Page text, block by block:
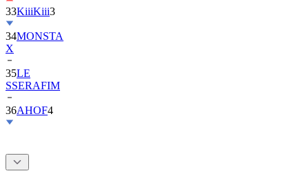
34MONSTA
X
35
SSERAFIM
36AHOF4